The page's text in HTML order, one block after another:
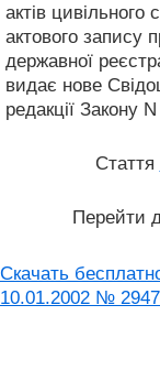
актів цивільного
актового запису
державної
видає нове
редакції Закону
Стаття
Перейти
Скачать
10.01.2002 №